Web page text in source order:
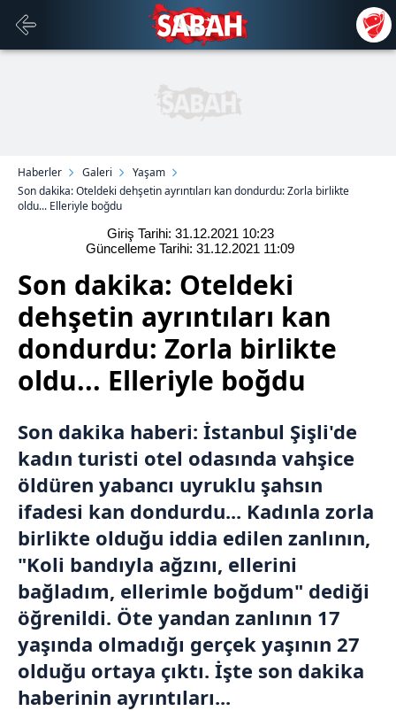
Haberler Galeri
Yaşam
Son dakika: Oteldeki dehşetin ayrıntıları kan dondurdu: Zorla birlikte
oldu... Elleriyle boğdu
Giriş Tarihi: 31.12.2021 10:23
Güncelleme Tarihi: 31.12.2021 11:09
Son dakika: Oteldeki
dehşetin ayrıntıları kan
dondurdu: Zorla birlikte
oldu... Elleriyle boğdu
Son dakika haberi: İstanbul Şişli'de
kadın turisti otel odasında vahşice
öldüren yabancı uyruklu şahsın
ifadesi kan dondurdu... Kadınla zorla
birlikte olduğu iddia edilen zanlının,
"Koli bandıyla ağzını, ellerini
bağladım, ellerimle boğdum" dediği
öğrenildi. Öte yandan zanlının 17
yaşında olmadığı gerçek yaşının 27
olduğu ortaya çıktı. İşte son dakika
haberinin ayrıntıları...